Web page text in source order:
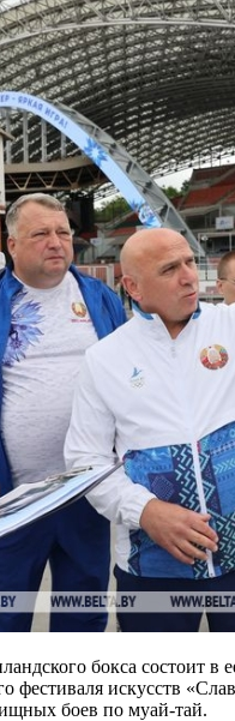
бокса
искусств
боев по муай-тай.